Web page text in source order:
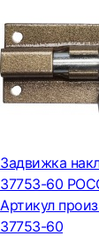
Задвижка
37753-60
Артикул
37753-60